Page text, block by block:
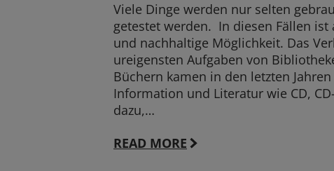
Viele Dinge werden nur selten
getestet werden. In diesen Fällen
und nachhaltige Möglichkeit. Das
ureigensten Aufgaben von
Büchern kamen in den letzten
Information und Literatur wie CD,
dazu,…
READ MORE